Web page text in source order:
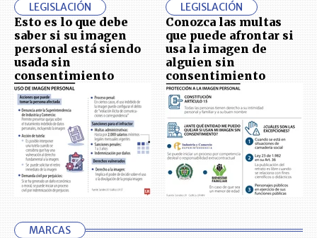
LEGISLACIÓN
Esto es lo que debe
saber si su imagen
personal está siendo
usada sin
consentimiento
LEGISLACIÓN
Conozca las multas
que puede afrontar si
usa la imagen de
alguien sin
consentimiento
MARCAS